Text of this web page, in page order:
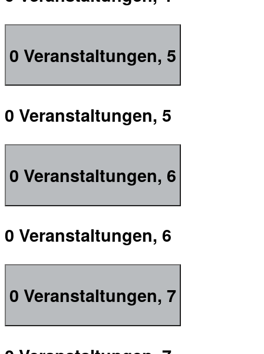
0 Veranstaltungen, 5
0 Veranstaltungen, 5
0 Veranstaltungen, 6
0 Veranstaltungen, 6
0 Veranstaltungen, 7